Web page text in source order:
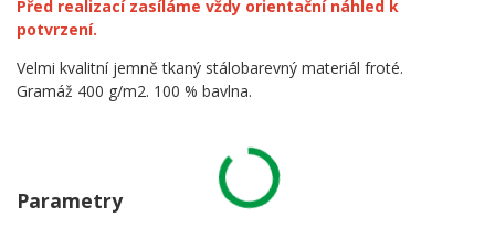
Před realizací zasíláme vždy orientační náhled k
potvrzení.
Velmi kvalitní jemně tkaný stálobarevný materiál froté.
Gramáž 400 g/m2. 100 % bavlna.
Parametry